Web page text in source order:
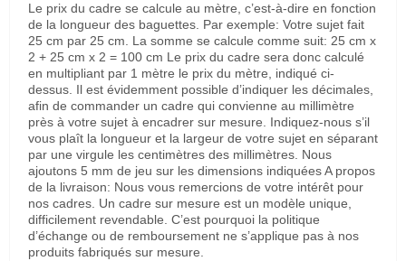
Le prix du cadre se calcule au mètre, c’est-à-dire en fonction
de la longueur des baguettes. Par exemple: Votre sujet fait
25 cm par 25 cm. La somme se calcule comme suit: 25 cm x
2 + 25 cm x 2 = 100 cm Le prix du cadre sera donc calculé
en multipliant par 1 mètre le prix du mètre, indiqué ci-
dessus. Il est évidemment possible d’indiquer les décimales,
afin de commander un cadre qui convienne au millimètre
près à votre sujet à encadrer sur mesure. Indiquez-nous s’il
vous plaît la longueur et la largeur de votre sujet en séparant
par une virgule les centimètres des millimètres. Nous
ajoutons 5 mm de jeu sur les dimensions indiquées A propos
de la livraison: Nous vous remercions de votre intérêt pour
nos cadres. Un cadre sur mesure est un modèle unique,
difficilement revendable. C’est pourquoi la politique
d’échange ou de remboursement ne s’applique pas à nos
produits fabriqués sur mesure.